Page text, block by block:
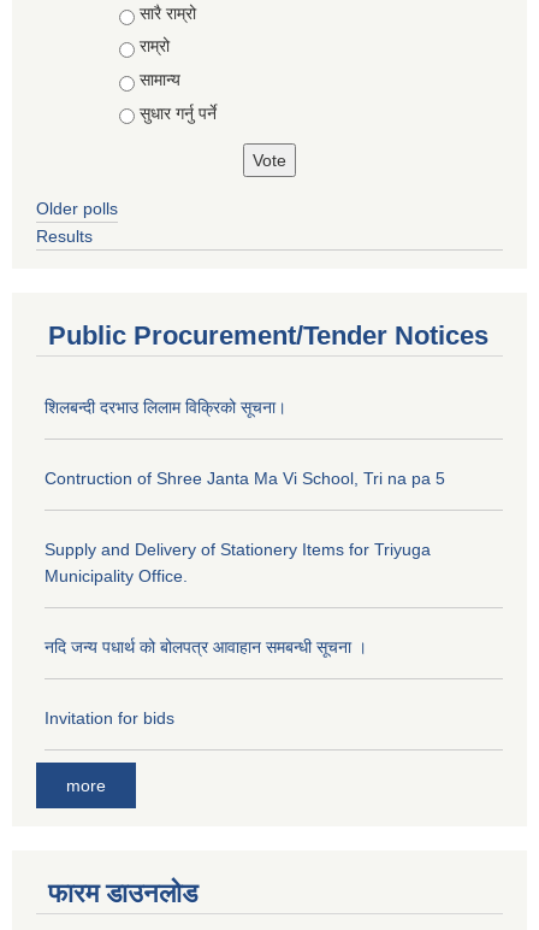
Choices
सारै राम्रो
राम्रो
सामान्य
सुधार गर्नु पर्ने
Older polls
Results
Public Procurement/Tender Notices
शिलबन्दी दरभाउ लिलाम विक्रिको सूचना।
Contruction of Shree Janta Ma Vi School, Tri na pa 5
Supply and Delivery of Stationery Items for Triyuga
Municipality Office.
नदि जन्य पधार्थ को बोलपत्र आवाहान समबन्धी सूचना ।
Invitation for bids
more
फारम डाउनलोड